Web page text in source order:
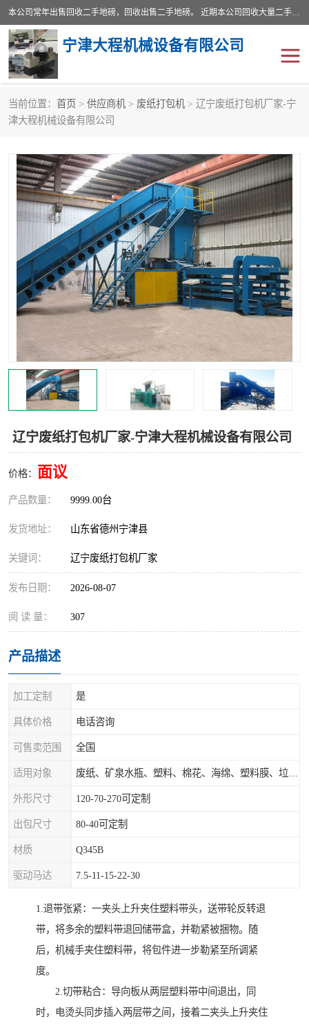
本公司常年出售回收二手地磅，回收出售二手地磅。 近期本公司回收大量二手地磅，型号齐全，宽度从2米到3.5米，长度5米到25米，承重吨位从10到200吨，成色7—9成新。 ? 使用年限6个月至2年，产品来源于个人闲置品，工矿企业停用品，因小换大而来。 精准度和新的一样， 二手地磅是内行人的选择，打个电话就省钱朋友您好等什么
宁津大程机械设备有限公司
当前位置： 首页 > 供应商机 > 废纸打包机 > 辽宁废纸打包机厂家-宁
津大程机械设备有限公司
辽宁废纸打包机厂家-宁津大程机械设备有限公司
价格： 面议
产品数量： 9999.00台
发货地址： 山东省德州宁津县
关键词： 辽宁废纸打包机厂家
发布日期： 2026-08-07
阅 读 量： 307
产品描述
加工定制 是
具体价格 电话咨询
可售卖范围 全国
适用对象
外形尺寸 120-70-270可定制
出包尺寸 80-40可定制
材质 Q345B
驱动马达 7.5-11-15-22-30
1.退带张紧：一夹头上升夹住塑料带头，送带轮反转退
带，将多余的塑料带退回储带盒，并勒紧被捆物。随
后，机械手夹住塑料带，将包件进一步勒紧至所调紧
度。
2.切带粘合：导向板从两层塑料带中间退出，同
时，电烫头同步插入两层带之间，接着二夹头上升夹住
地磅
地磅传感器 废纸打包机
烘干机 食品烘干机
装载机电子秤 输送机
半自动输送机 全自动输送机
冷却塔 食品螺旋塔
塑料撕碎机 金属撕碎机